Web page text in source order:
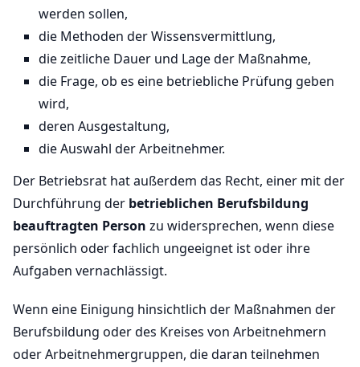
werden sollen,
die Methoden der Wissensvermittlung,
die zeitliche Dauer und Lage der Maßnahme,
die Frage, ob es eine betriebliche Prüfung geben
wird,
deren Ausgestaltung,
die Auswahl der Arbeitnehmer.
Der Betriebsrat hat außerdem das Recht, einer mit der
Durchführung der betrieblichen Berufsbildung
beauftragten Person zu widersprechen, wenn diese
persönlich oder fachlich ungeeignet ist oder ihre
Aufgaben vernachlässigt.
Wenn eine Einigung hinsichtlich der Maßnahmen der
Berufsbildung oder des Kreises von Arbeitnehmern
oder Arbeitnehmergruppen, die daran teilnehmen